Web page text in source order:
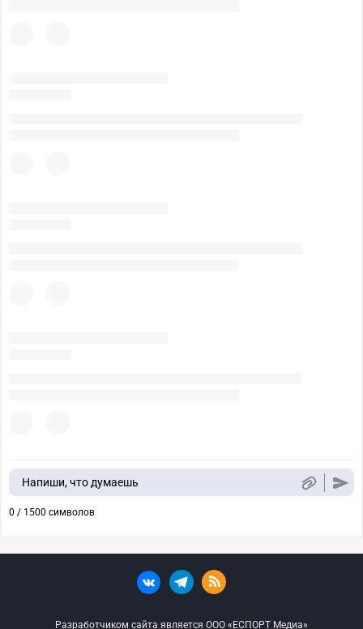
Напиши, что думаешь
0 / 1500 символов
Разработчиком сайта является ООО «ЕСПОРТ Медиа»